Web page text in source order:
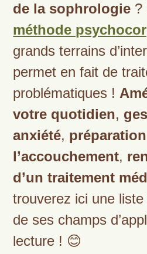
de la sophrologie ?
méthode
grands terrains
permet en fait de
problématiques !
votre quotidien,
anxiété,
l’accouchement,
d’un traitement
trouverez ici une
de ses champs
lecture ! 😊